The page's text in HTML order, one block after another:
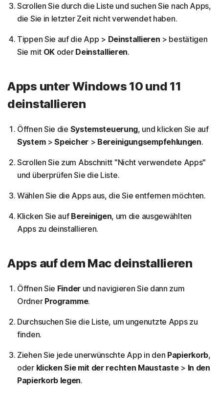
Scrollen Sie durch die Liste und suchen Sie nach Apps,
die Sie in letzter Zeit nicht verwendet haben.
Tippen Sie auf die App > Deinstallieren > bestätigen
Sie mit OK oder Deinstallieren.
Apps unter Windows 10 und 11
deinstallieren
Öffnen Sie die Systemsteuerung, und klicken Sie auf
System > Speicher > Bereinigungsempfehlungen.
Scrollen Sie zum Abschnitt "Nicht verwendete Apps"
und überprüfen Sie die Liste.
Wählen Sie die Apps aus, die Sie entfernen möchten.
Klicken Sie auf Bereinigen, um die ausgewählten
Apps zu deinstallieren.
Apps auf dem Mac deinstallieren
Öffnen Sie Finderund navigieren Sie dann zum
Ordner Programme.
Durchsuchen Sie die Liste, um ungenutzte Apps zu
finden.
Ziehen Sie jede unerwünschte App in den Papierkorb,
oder klicken Sie mit der rechten Maustaste> In den
Papierkorb legen.